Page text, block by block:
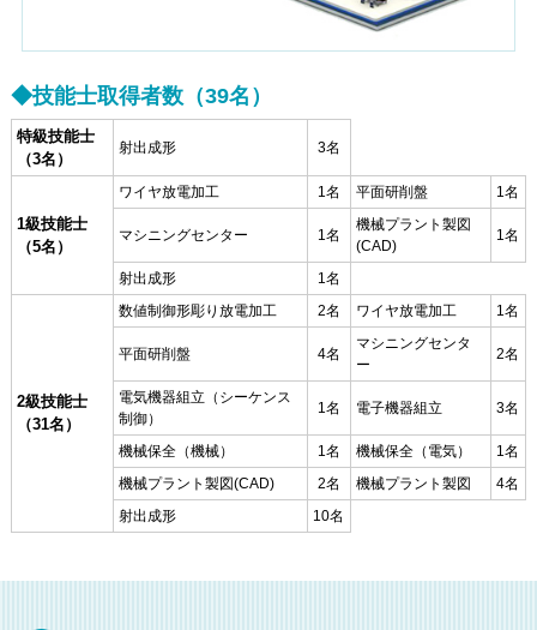
◆技能士取得者数（39名）
特級技能士
（3名）
射出成形 3名
1級技能士
（5名）
ワイヤ放電加工 1名 平面研削盤 1名
マシニングセンター 1名
機械プラント製図
(CAD)
1名
射出成形 1名
2級技能士
（31名）
数値制御形彫り放電加工 2名 ワイヤ放電加工 1名
平面研削盤 4名
マシニングセンタ
ー
2名
電気機器組立（シーケンス
制御）
1名 電子機器組立 3名
機械保全（機械） 1名 機械保全（電気）
1名
機械プラント製図(CAD)
2名 機械プラント製図
4名
射出成形
10名